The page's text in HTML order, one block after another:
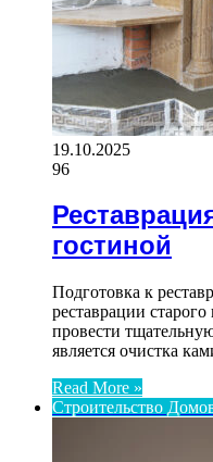
19.10.2025
96
гостиной
Подготовка к
реставрации
провести
является очистка
Read More »
Строительство